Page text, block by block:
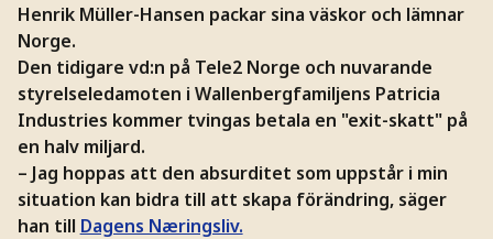
Henrik Müller-Hansen packar sina väskor och lämnar
Norge.
Den tidigare vd:n på Tele2 Norge och nuvarande
styrelseledamoten i Wallenbergfamiljens Patricia
Industries kommer tvingas betala en "exit-skatt" på
en halv miljard.
– Jag hoppas att den absurditet som uppstår i min
situation kan bidra till att skapa förändring, säger
han till Dagens Næringsliv.